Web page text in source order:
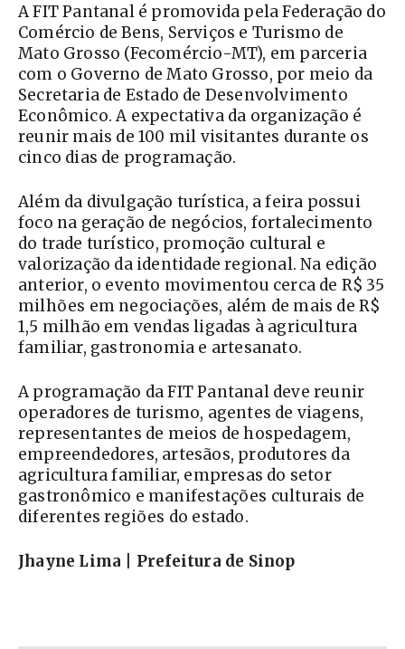
A FIT Pantanal é promovida pela Federação do
Comércio de Bens, Serviços e Turismo de
Mato Grosso (Fecomércio-MT), em parceria
com o Governo de Mato Grosso, por meio da
Secretaria de Estado de Desenvolvimento
Econômico. A expectativa da organização é
reunir mais de 100 mil visitantes durante os
cinco dias de programação.
Além da divulgação turística, a feira possui
foco na geração de negócios, fortalecimento
do trade turístico, promoção cultural e
valorização da identidade regional. Na edição
anterior, o evento movimentou cerca de R$ 35
milhões em negociações, além de mais de R$
1,5 milhão em vendas ligadas à agricultura
familiar, gastronomia e artesanato.
A programação da FIT Pantanal deve reunir
operadores de turismo, agentes de viagens,
representantes de meios de hospedagem,
empreendedores, artesãos, produtores da
agricultura familiar, empresas do setor
gastronômico e manifestações culturais de
diferentes regiões do estado.
Jhayne Lima | Prefeitura de Sinop